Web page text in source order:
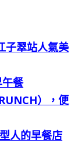
子翠站人氣美
餐
），便
人的早餐店